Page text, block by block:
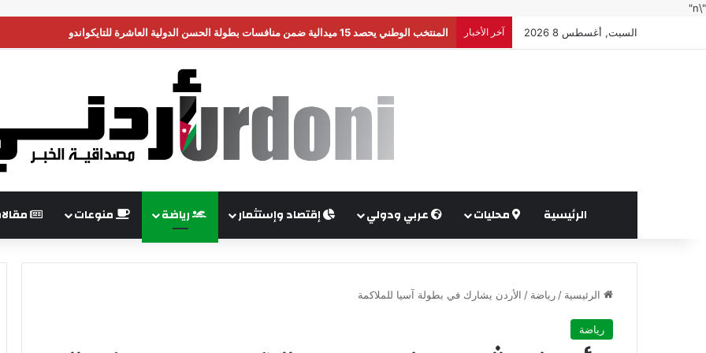
"\n"
السبت, أغسطس 8 2026
آخر الأخبار إعلام إسرائيلي: واشنطن تضغط على إسرائيل لبدء هدنة في غزة
الرئيسية محليات عربي ودولي إقتصاد وإستثمار رياضة منوعات
الرئيسية / رياضة / الأردن يشارك في بطولة آسيا للملاكمة
رياضة